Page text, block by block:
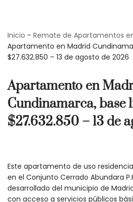
al
contenido
Inicio - Remate de Apartamentos
Apartamento en Madrid
$27.632.850 – 13 de agosto de 2026
Apartamento en
Cundinamarca, base
$27.632.850 – 13 de
Este apartamento de uso
en el Conjunto Cerrado Abundara
desarrollado del municipio de
con acceso a servicios públicos